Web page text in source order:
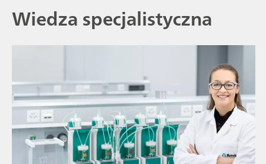
Wiedza specjalistyczna